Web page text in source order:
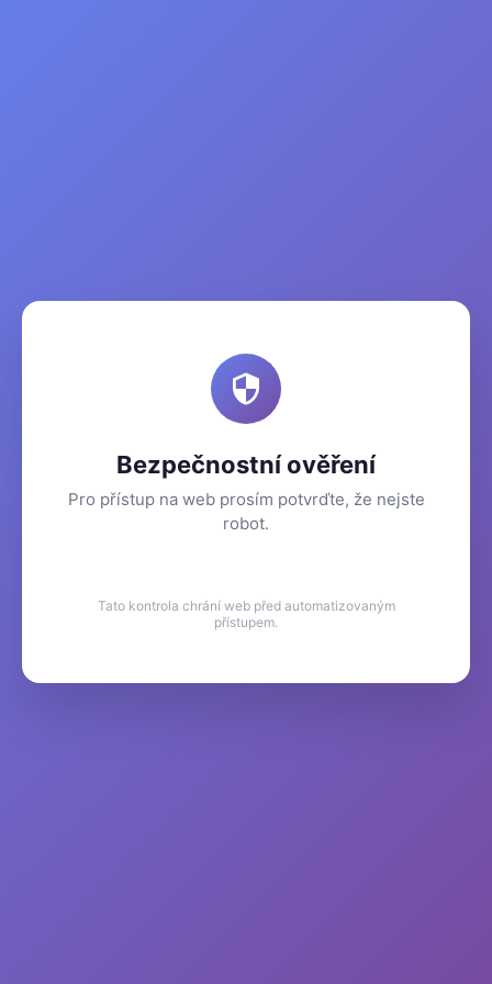
Bezpečnostní ověření
Pro přístup na web prosím potvrďte, že nejste
robot.
Tato kontrola chrání web před automatizovaným
přístupem.